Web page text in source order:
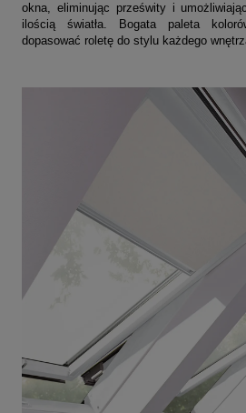
okna, eliminując prześwity i
ilością światła. Bogata paleta
dopasować roletę do stylu każdego